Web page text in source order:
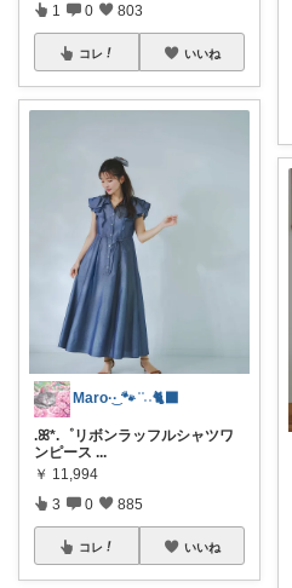
1 0 803
コレ いいね
Maro·͜· 🐾 ͗ ͗˒˒🐈‍⬛
.ꕤ*.゜リボンラッフルシャツワ
ンピース ...
￥ 11,994
3 0 885
コレ いいね